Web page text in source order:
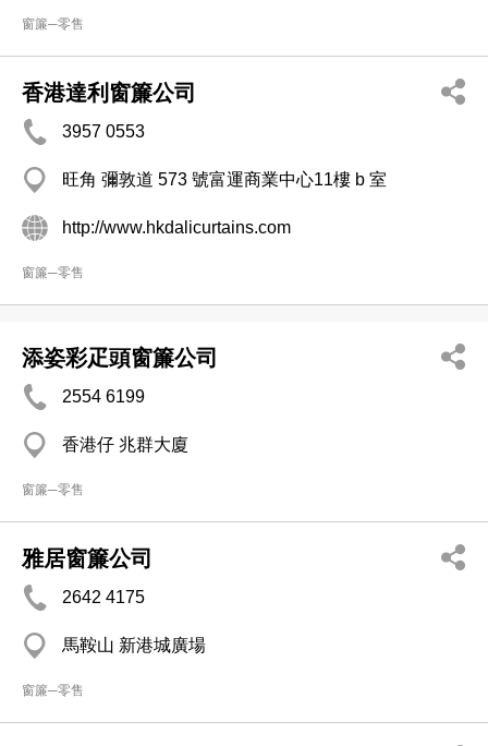
窗簾─零售
香港達利窗簾公司
3957 0553
旺角 彌敦道 573 號富運商業中心11樓 b 室
http://www.hkdalicurtains.com
窗簾─零售
添姿彩疋頭窗簾公司
2554 6199
香港仔 兆群大廈
窗簾─零售
雅居窗簾公司
2642 4175
馬鞍山 新港城廣場
窗簾─零售